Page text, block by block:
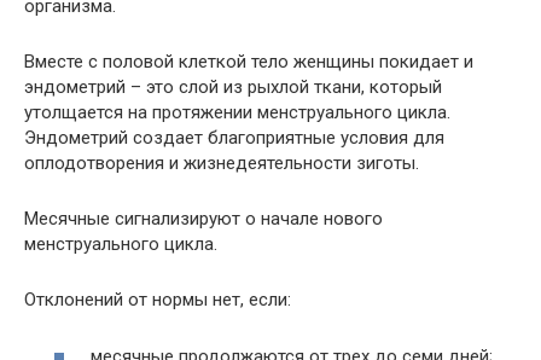
организма.
Вместе с половой клеткой тело женщины покидает и
эндометрий – это слой из рыхлой ткани, который
утолщается на протяжении менструального цикла.
Эндометрий создает благоприятные условия для
оплодотворения и жизнедеятельности зиготы.
Месячные сигнализируют о начале нового
менструального цикла.
Отклонений от нормы нет, если: